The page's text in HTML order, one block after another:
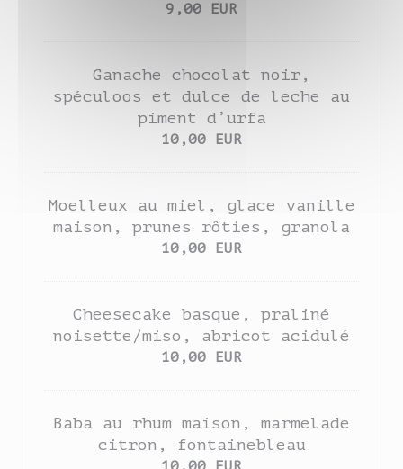
9,00 EUR
Ganache chocolat noir,
spéculoos et dulce de leche au
piment d’urfa
10,00 EUR
Moelleux au miel, glace vanille
maison, prunes rôties, granola
10,00 EUR
Cheesecake basque, praliné
noisette/miso, abricot acidulé
10,00 EUR
Baba au rhum maison, marmelade
citron, fontainebleau